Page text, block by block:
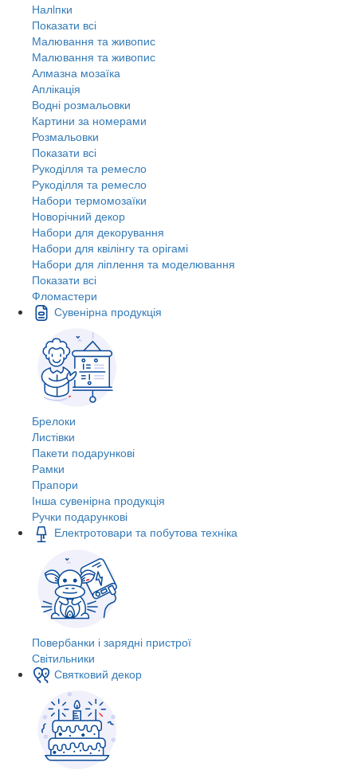
Налiпки
Показати всі
Малювання та живопис
Малювання та живопис
Алмазна мозаїка
Аплікація
Водні розмальовки
Картини за номерами
Розмальовки
Показати всі
Рукоділля та ремесло
Рукоділля та ремесло
Набори термомозаїки
Новорічний декор
Набори для декорування
Набори для квілінгу та орігамі
Набори для ліплення та моделювання
Показати всі
Фломастери
Сувенірна продукція
Брелоки
Листівки
Пакети подарункові
Рамки
Прапори
Інша сувенірна продукція
Ручки подарункові
Електротовари та побутова техніка
Повербанки і зарядні пристрої
Світильники
Святковий декор